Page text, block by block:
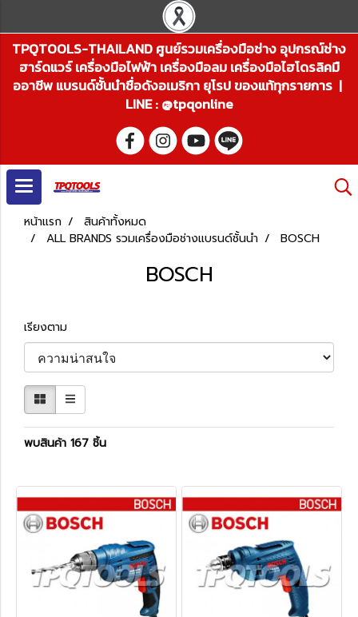
TPQTOOLS-THAILAND ศูนย์รวมเครื่องมือช่าง อุปกรณ์ช่าง
ฮาร์ดแวร์ เครื่องมือไฟฟ้า เครื่องมือลม เครื่องมือไฮโดรลิคมื
ออาชีพ แบรนด์ชั้นนำชื่อดังอเมริกา ยุโรป ของแท้ทุกรายการ |
LINE : @tpqonline
หน้าแรก
สินค้าทั้งหมด
ALL BRANDS รวมเครื่องมือช่างแบรนด์ชั้นนำ
BOSCH
BOSCH
เรียงตาม
พบสินค้า 167 ชิ้น